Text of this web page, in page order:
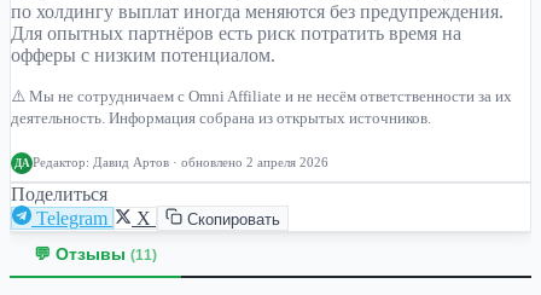
по холдингу выплат иногда меняются без предупреждения.
Для опытных партнёров есть риск потратить время на
офферы с низким потенциалом.
⚠️ Мы не сотрудничаем с Omni Affiliate и не несём ответственности за их
деятельность. Информация собрана из открытых источников.
ДА Редактор: Давид Артов · обновлено 2 апреля 2026
Поделиться
Telegram
X Скопировать
💬 Отзывы (11)